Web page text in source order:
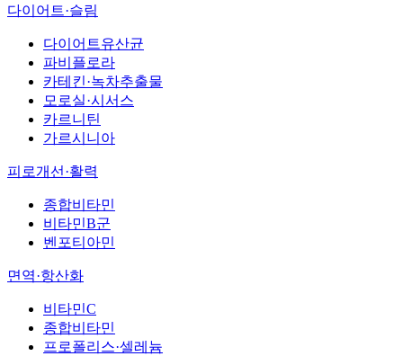
다이어트·슬림
다이어트유산균
파비플로라
카테킨·녹차추출물
모로실·시서스
카르니틴
가르시니아
피로개선·활력
종합비타민
비타민B군
벤포티아민
면역·항산화
비타민C
종합비타민
프로폴리스·셀레늄